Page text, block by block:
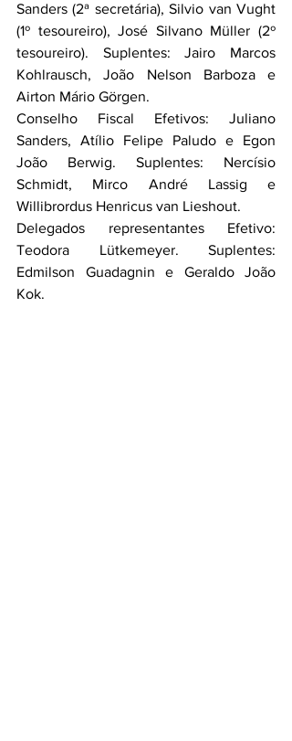
Sanders (2ª secretária), Silvio van Vught
(1º tesoureiro), José Silvano Müller (2º
tesoureiro). Suplentes: Jairo Marcos
Kohlrausch, João Nelson Barboza e
Airton Mário Görgen.
Conselho Fiscal Efetivos: Juliano
Sanders, Atílio Felipe Paludo e Egon
João Berwig. Suplentes: Nercísio
Schmidt, Mirco André Lassig e
Willibrordus Henricus van Lieshout.
Delegados representantes Efetivo:
Teodora Lütkemeyer. Suplentes:
Edmilson Guadagnin e Geraldo João
Kok.